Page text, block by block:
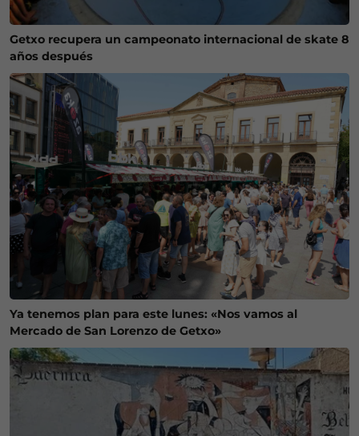
Getxo recupera un campeonato internacional de skate 8
años después
Ya tenemos plan para este lunes: «Nos vamos al
Mercado de San Lorenzo de Getxo»